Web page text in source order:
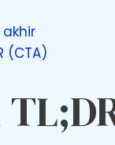
(CTA)